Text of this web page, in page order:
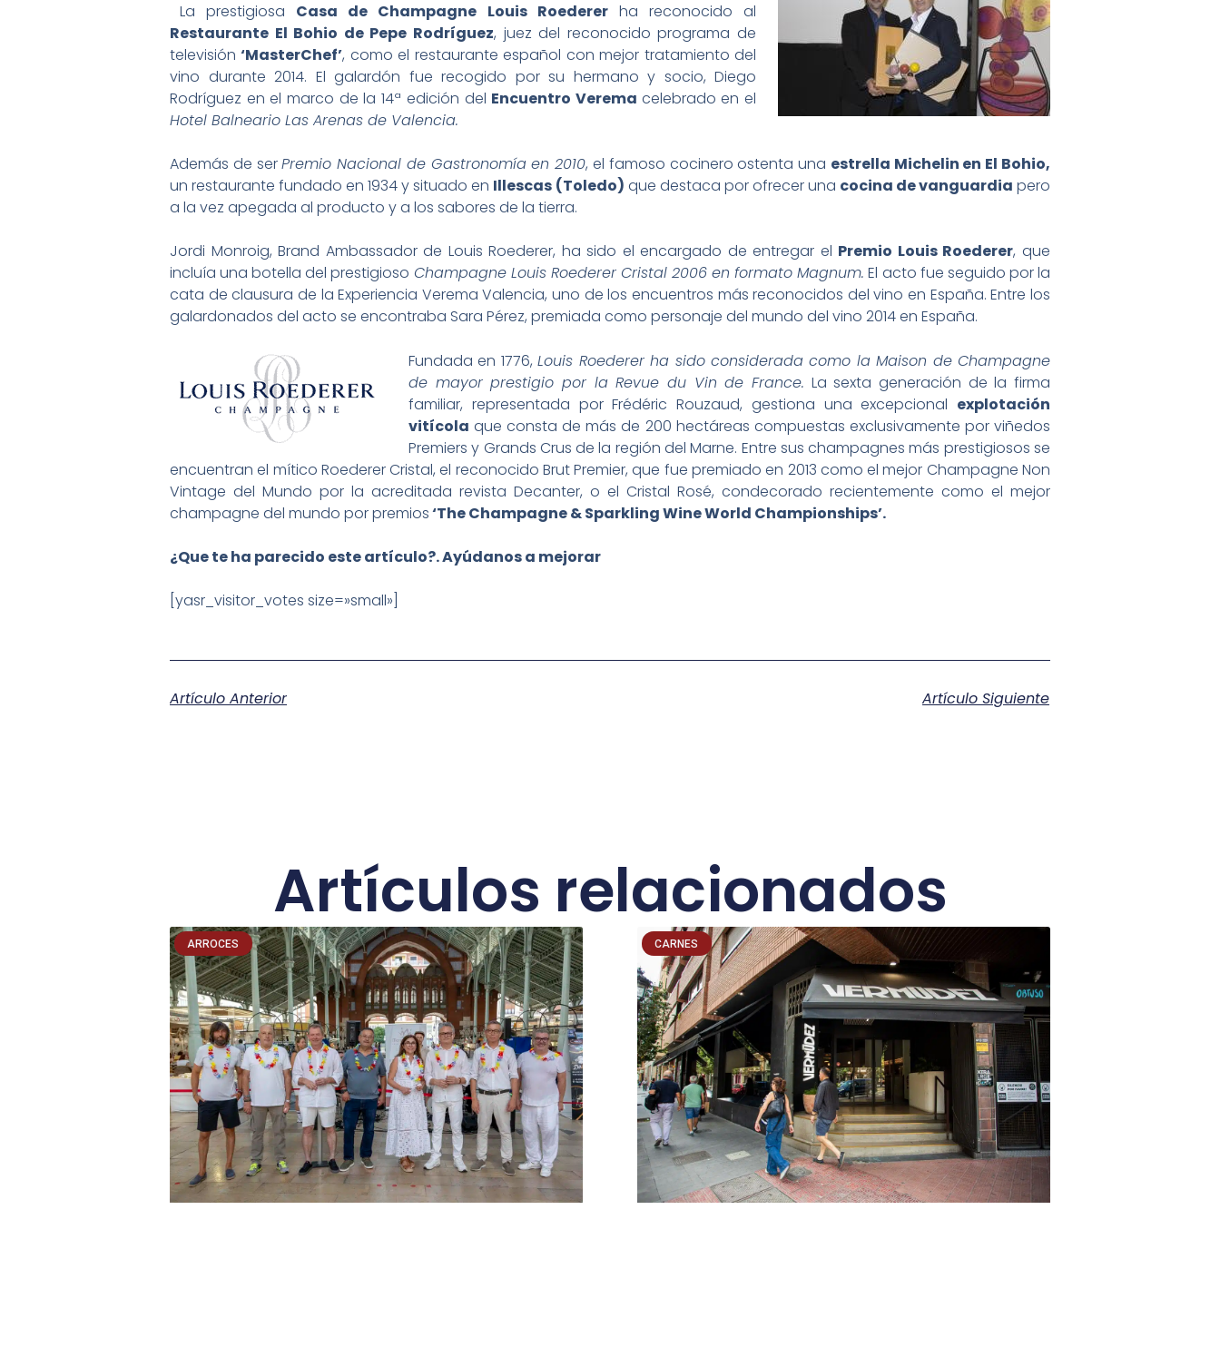
La prestigiosa Casa de Champagne Louis Roederer ha reconocido al
Restaurante El Bohio de Pepe Rodríguez, juez del reconocido programa de
televisión‘MasterChef’, como el restaurante español con mejor tratamiento del
vino durante 2014. El galardón fue recogido por su hermano y socio, Diego
Rodríguez en el marco de la 14ª edición del Encuentro Verema celebrado en el
Hotel Balneario Las Arenas de Valencia.
Además de serPremio Nacional de Gastronomía en 2010, el famoso cocinero ostenta una estrella Michelin en El Bohio,
un restaurante fundado en 1934 y situado en Illescas (Toledo) que destaca por ofrecer una cocina de vanguardia pero
a la vez apegada al producto y a los sabores de la tierra.
Jordi Monroig, Brand Ambassador de Louis Roederer, ha sido el encargado de entregar el Premio Louis Roederer, que
incluía una botella del prestigioso Champagne Louis Roederer Cristal 2006 en formato Magnum. El acto fue seguido por la
cata de clausura de la Experiencia Verema Valencia, uno de los encuentros más reconocidos del vino en España. Entre los
galardonados del acto se encontraba Sara Pérez, premiada como personaje del mundo del vino 2014 en España.
Fundada en 1776,Louis Roederer ha sido considerada como la Maison de Champagne
de mayor prestigio por la Revue du Vin de France. La sexta generación de la firma
familiar, representada por Frédéric Rouzaud, gestiona una excepcional explotación
vitícola que consta de más de 200 hectáreas compuestas exclusivamente por viñedos
Premiers y Grands Crus de la región del Marne. Entre sus champagnes más prestigiosos se
encuentran el mítico Roederer Cristal, el reconocido Brut Premier, que fue premiado en 2013 como el mejor Champagne Non
Vintage del Mundo por la acreditada revista Decanter, o el Cristal Rosé, condecorado recientemente como el mejor
champagne del mundo por premios‘The Champagne & Sparkling Wine World Championships’.
¿Que te ha parecido este artículo?. Ayúdanos a mejorar
[yasr_visitor_votes size=»small»]
Artículo Anterior Artículo Siguiente
Artículos relacionados
ARROCES CARNES